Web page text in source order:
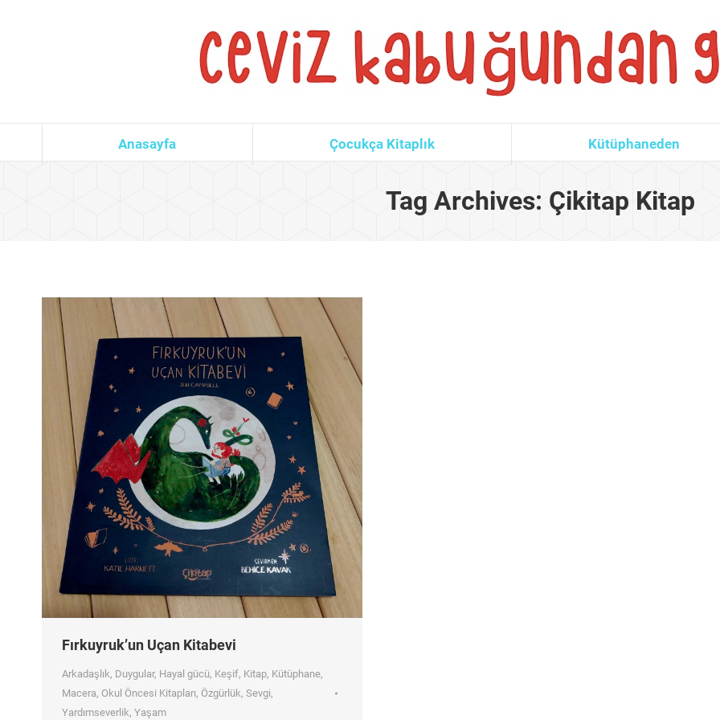
Anasayfa Çocukça Kitaplık Kütüphaneden
Tag Archives: Çikitap Kitap
Fırkuyruk’un Uçan Kitabevi
Arkadaşlık, Duygular, Hayal gücü, Keşif, Kitap, Kütüphane,
Macera, Okul Öncesi Kitapları, Özgürlük, Sevgi,
Yardımseverlik, Yaşam